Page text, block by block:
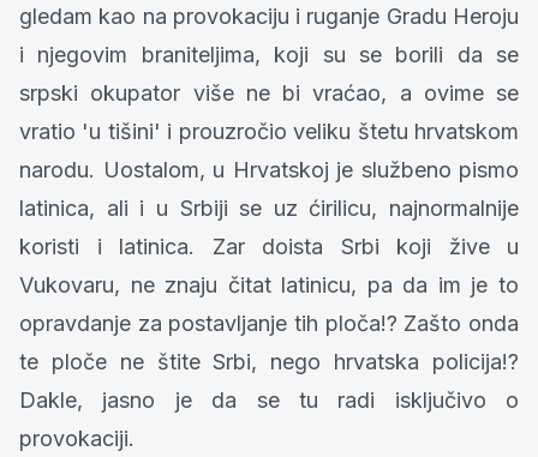
gledam kao na provokaciju i ruganje Gradu Heroju
i njegovim braniteljima, koji su se borili da se
srpski okupator više ne bi vraćao, a ovime se
vratio 'u tišini' i prouzročio veliku štetu hrvatskom
narodu. Uostalom, u Hrvatskoj je službeno pismo
latinica, ali i u Srbiji se uz ćirilicu, najnormalnije
koristi i latinica. Zar doista Srbi koji žive u
Vukovaru, ne znaju čitat latinicu, pa da im je to
opravdanje za postavljanje tih ploča!? Zašto onda
te ploče ne štite Srbi, nego hrvatska policija!?
Dakle, jasno je da se tu radi isključivo o
provokaciji.